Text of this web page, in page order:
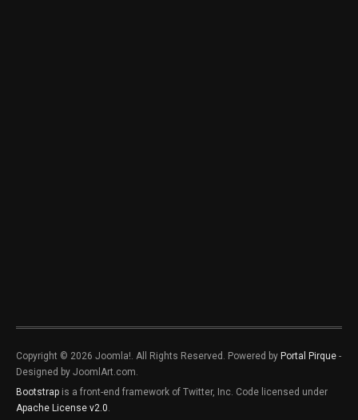
Copyright © 2026 Joomla!. All Rights Reserved. Powered by Portal Pirque -
Designed by JoomlArt.com.
Bootstrap is a front-end framework of Twitter, Inc. Code licensed under
Apache License v2.0.